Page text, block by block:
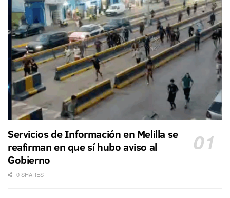
Servicios de Información en Melilla se
reafirman en que sí hubo aviso al
Gobierno
0 SHARES